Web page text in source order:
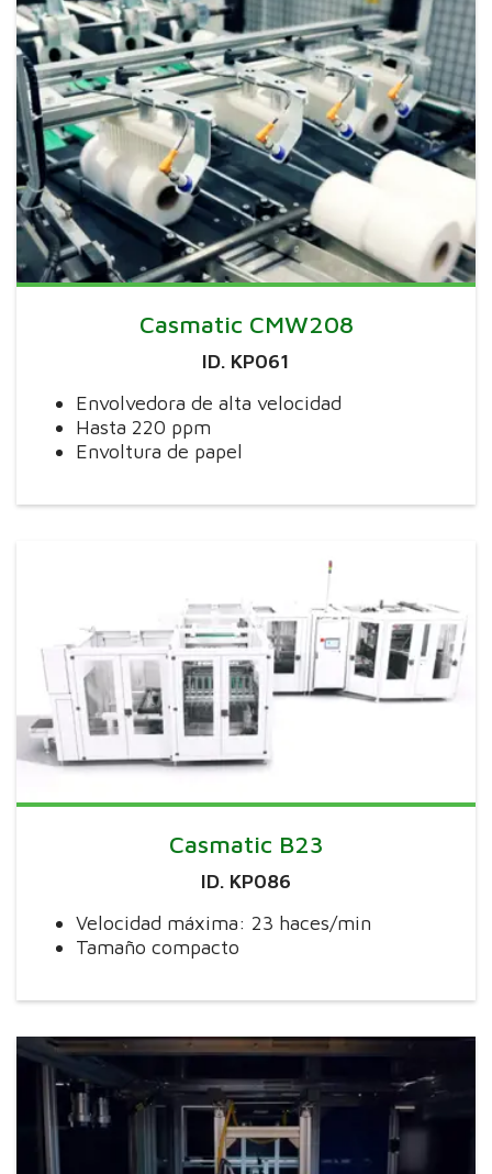
Casmatic CMW208
ID. KP061
Envolvedora de alta velocidad
Hasta 220 ppm
Envoltura de papel
Casmatic B23
ID. KP086
Velocidad máxima: 23 haces/min
Tamaño compacto